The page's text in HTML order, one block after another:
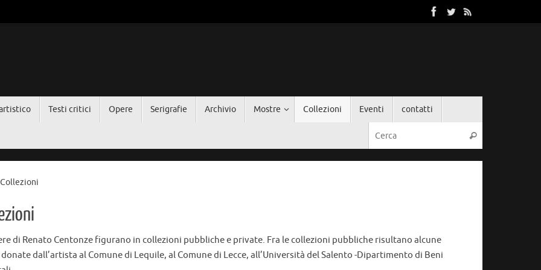
Testi critici Opere Serigrafie Archivio Mostre Collezioni Eventi contatti
Cerca
Collezioni
di Renato Centonze figurano in collezioni pubbliche e private. Fra le collezioni pubbliche risultano alcune
dall’artista al Comune di Lequile, al Comune di Lecce, all’Università del Salento -Dipartimento di Beni